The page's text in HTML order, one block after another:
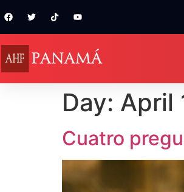
Day: April
Cuatro